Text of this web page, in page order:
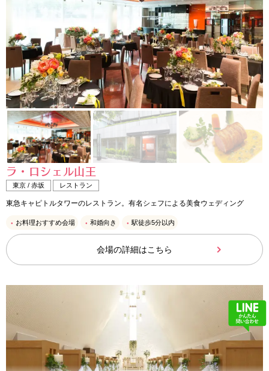
ラ・ロシェル山王
東京 / 赤坂 レストラン
東急キャピトルタワーのレストラン。有名シェフによる美食ウェディング
お料理おすすめ会場 和婚向き 駅徒歩5分以内
会場の詳細はこちら